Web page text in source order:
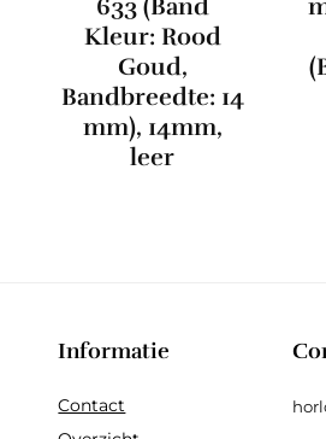
633 (Band
Kleur: Rood
Goud,
Bandbreedte: 14
mm), 14mm,
leer
Informatie
Contact